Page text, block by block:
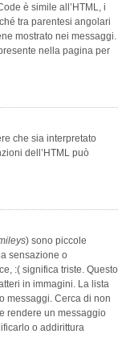
è simile all’HTML, i
tra parentesi angolari
mostrato nei messaggi.
nella pagina per
che sia interpretato
dell’HTML può
) sono piccole
sensazione o
:( significa triste. Questo
in immagini. La lista
messaggi. Cerca di non
rendere un messaggio
o addirittura